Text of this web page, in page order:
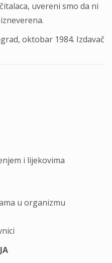
uvereni smo da ni
oktobar 1984. Izdavač
i lijekovima
u organizmu